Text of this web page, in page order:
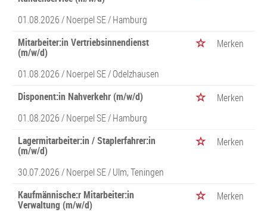
01.08.2026 /Noerpel SE/ Hamburg
Mitarbeiter:in Vertriebsinnendienst
(m/w/d)
Merken
01.08.2026 /Noerpel SE/ Odelzhausen
Disponent:in Nahverkehr (m/w/d)
Merken
01.08.2026 /Noerpel SE/ Hamburg
Lagermitarbeiter:in / Staplerfahrer:in
(m/w/d)
Merken
30.07.2026 /Noerpel SE/ Ulm, Teningen
Kaufmännische:r Mitarbeiter:in
Verwaltung (m/w/d)
Merken